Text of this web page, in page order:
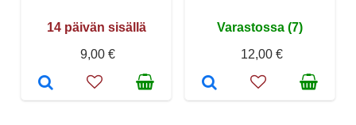
14 päivän sisällä
9,00 €
Varastossa (7)
12,00 €